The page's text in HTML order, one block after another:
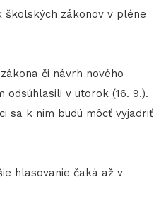
školských zákonov v pléne
či návrh nového
odsúhlasili v utorok (16. 9.).
sa k nim budú môcť vyjadriť
hlasovanie čaká až v